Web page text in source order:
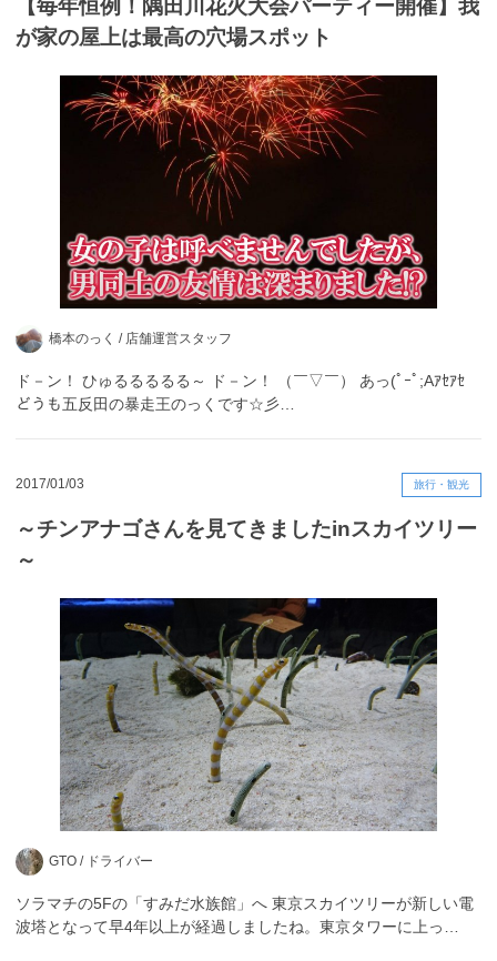
【毎年恒例！隅田川花火大会パーティー開催】我
が家の屋上は最高の穴場スポット
橋本のっく / 店舗運営スタッフ
ド－ン！ ひゅるるるるる～ ド－ン！ （￣▽￣） あっ(ﾟｰﾟ;Aｱｾｱｾ
どうも五反田の暴走王のっくです☆彡…
2017/01/03 旅行・観光
～チンアナゴさんを見てきましたinスカイツリー
～
GTO / ドライバー
ソラマチの5Fの「すみだ水族館」へ 東京スカイツリーが新しい電
波塔となって早4年以上が経過しましたね。東京タワーに上っ…